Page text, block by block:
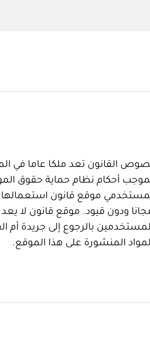
القانون تعد ملكا عاما في
أحكام نظام حماية حقوق
موقع قانون
ودون قيود. موقع قانون لا
بالرجوع إلى جريدة أم
المنشورة على هذا الموقع.